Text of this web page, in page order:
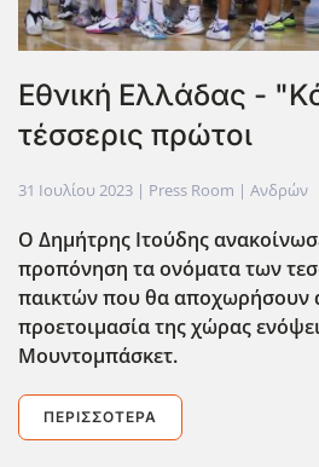
Εθνική Ελλάδας -
τέσσερις πρώτοι
31 Ιουλίου 2023 | Press Room | Ανδρών
Ο Δημήτρης Ιτούδης
προπόνηση τα ονόματα των
παικτών που θα αποχωρήσουν
προετοιμασία της χώρας
Μουντομπάσκετ.
ΠΕΡΙΣΣΌΤΕΡΑ